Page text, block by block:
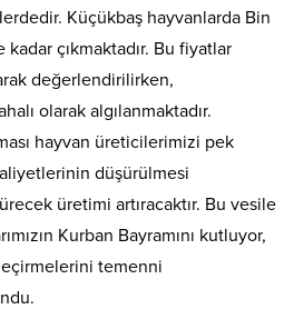
Küçükbaş hayvanlarda Bin
çıkmaktadır. Bu fiyatlar
değerlendirilirken,
olarak algılanmaktadır.
hayvan üreticilerimizi pek
düşürülmesi
üretimi artıracaktır. Bu vesile
Kurban Bayramını kutluyor,
temenni